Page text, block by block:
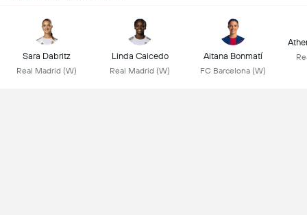
Sara Dabritz
Real Madrid (W)
Linda Caicedo
Real Madrid (W)
Aitana Bonmatí
FC Barcelona (W)